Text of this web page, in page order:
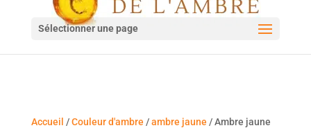
Sélectionner une page
Accueil /Couleur d'ambre /ambre jaune / Ambre jaune